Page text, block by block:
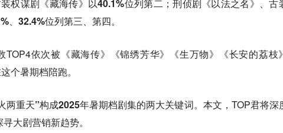
权谋剧《藏海传》以40.1%位列第二；刑侦剧《以法之名》、古
、32.4%位列第三、第四。
TOP4依次被《藏海传》《锦绣芳华》《生万物》《长安的荔枝
个暑期档陪跑。
两重天”构成2025年暑期档剧集的两大关键词。本文，TOP君将深
大剧营销新趋势。